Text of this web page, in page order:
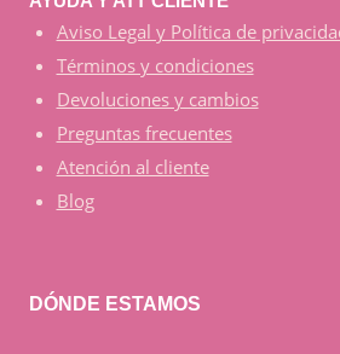
Aviso Legal y Política de
Términos y condiciones
Devoluciones y cambios
Preguntas frecuentes
Atención al cliente
Blog
DÓNDE ESTAMOS